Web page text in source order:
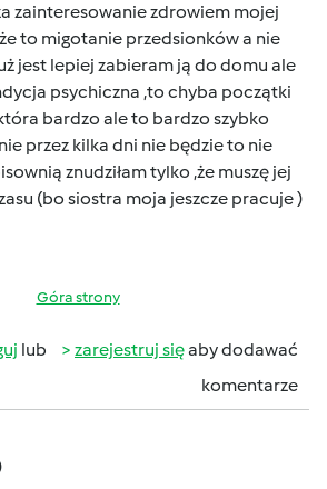
zainteresowanie zdrowiem mojej
to migotanie przedsionków a nie
jest lepiej zabieram ją do domu ale
psychiczna ,to chyba początki
bardzo ale to bardzo szybko
przez kilka dni nie będzie to nie
znudziłam tylko ,że muszę jej
(bo siostra moja jeszcze pracuje )
Góra strony
lub zarejestruj sięaby dodawać
komentarze